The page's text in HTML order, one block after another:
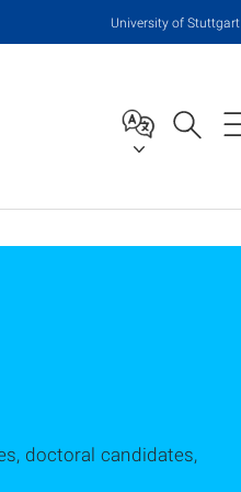
University of Stuttgart
doctoral candidates,